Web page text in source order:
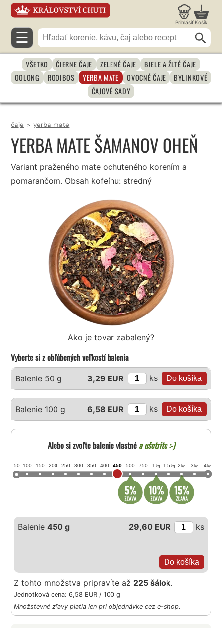
Prihlásiť Košík
☰
VŠETKO ČIERNE ČAJE ZELENÉ ČAJE
BIELE A ŽLTÉ ČAJE
OOLONG
ROOIBOS YERBA MATE OVOCNÉ ČAJE
BYLINKOVÉ
ČAJOVÉ SADY
čaje > yerba mate
YERBA MATE ŠAMANOV OHEŇ
Variant praženého mate ochuteného korením a
pomarančom. Obsah kofeínu: stredný
Ako je tovar zabalený?
Vyberte si z obľúbených veľkostí balenia
Balenie 50 g 3,29 EUR ks
Balenie 100 g 6,58 EUR ks
Alebo si zvoľte balenie vlastnéa ušetrite :-)
50 100 150 200 250 300 350 400 450 500 750 1 kg 1,5 kg 2 kg 3 kg 4kg
Balenie450 g 29,60 EUR ks
Z tohto množstva pripravíte až 225 šálok.
Jednotková cena: 6,58 EUR / 100 g
Množstevné zľavy platia len pri objednávke cez e-shop.